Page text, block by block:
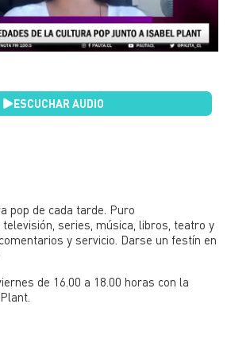
ESCUCHAR AUDIO
pop de cada tarde. Puro
series, música, libros, teatro y
y servicio. Darse un festín en
de 16.00 a 18.00 horas con la